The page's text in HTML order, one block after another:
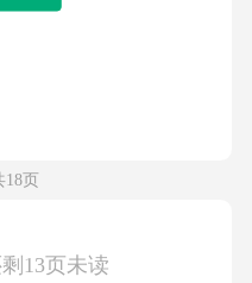
18页
13页未读